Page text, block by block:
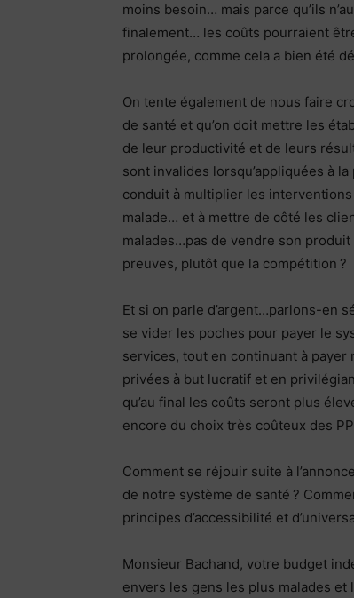
moins besoin… mais parce qu’ils
finalement… les coûts pourraient
prolongée, comme cela a bien été
On tente également de nous faire
de santé et qu’on doit mettre les
de leur productivité et de leurs
sont invalides lorsqu’appliquées à
conduit à multiplier les
malade… et à mettre de côté les
malades…pas de vendre son
preuves, plutôt que la compétition ?
Et si on parle d’argent…parlons-en
se vider les poches pour payer le
services, tout en continuant à
privées à but lucratif et en
qu’au final les coûts seront plus
encore du choix très coûteux des
Comment se réjouir suite à
de notre système de santé ?
principes d’accessibilité et
Monsieur Bachand, votre budget
envers les gens les plus malades